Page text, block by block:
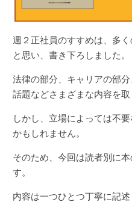
週２正社員のすすめは、多
と思い、書き下ろしました。
法律の部分、キャリアの部
話題などさまざまな内容を取
しかし、立場によっては不
かもしれません。
そのため、今回は読者別に
す。
内容は一つひとつ丁寧に記